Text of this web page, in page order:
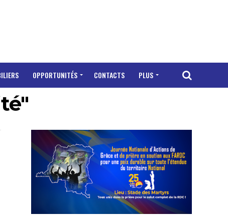
OPPORTUNITÉS CONTACTS PLUS